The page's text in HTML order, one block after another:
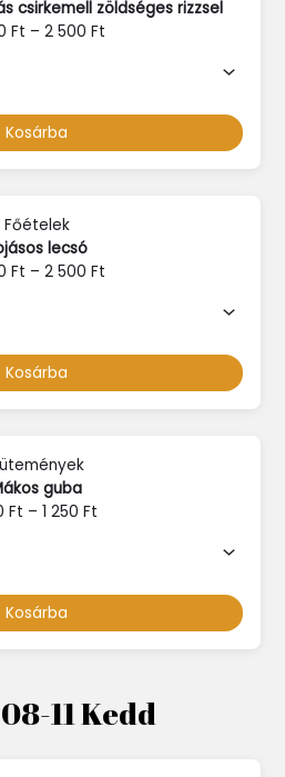
csirkemell zöldséges rizzsel
Ft – 2 500 Ft
Kosárba
Főételek
lecsó
Ft – 2 500 Ft
Kosárba
guba
Ft – 1 250 Ft
Kosárba
11 Kedd